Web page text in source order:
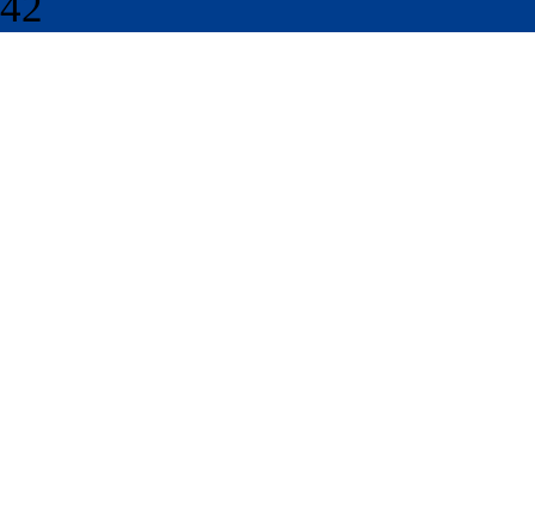
Страница сгенерирована за